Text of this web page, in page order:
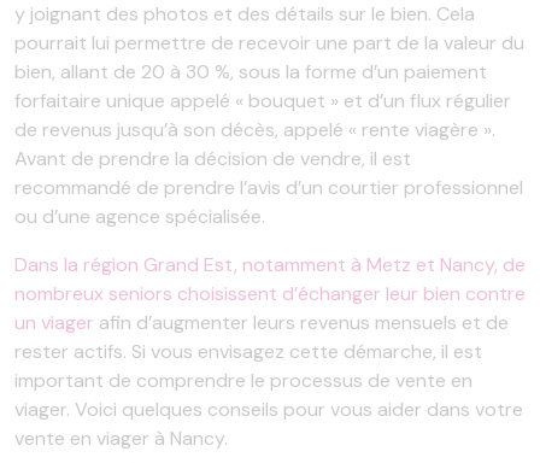
y joignant des photos et des détails sur le bien. Cela
pourrait lui permettre de recevoir une part de la valeur du
bien, allant de 20 à 30 %, sous la forme d’un paiement
forfaitaire unique appelé « bouquet » et d’un flux régulier
de revenus jusqu’à son décès, appelé « rente viagère ».
Avant de prendre la décision de vendre, il est
recommandé de prendre l’avis d’un courtier professionnel
ou d’une agence spécialisée.
Dans la région Grand Est, notamment à Metz et Nancy, de
nombreux seniors choisissent d’échanger leur bien contre
un viager afin d’augmenter leurs revenus mensuels et de
rester actifs. Si vous envisagez cette démarche, il est
important de comprendre le processus de vente en
viager. Voici quelques conseils pour vous aider dans votre
vente en viager à Nancy.